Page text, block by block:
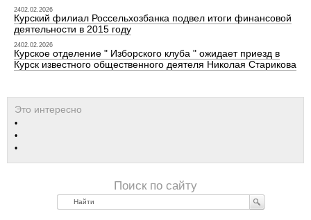
2402.02.2026
Курский филиал Россельхозбанка подвел итоги финансовой
деятельности в 2015 году
2402.02.2026
Курское отделение " Изборского клуба " ожидает приезд в
Курск известного общественного деятеля Николая Старикова
Найти